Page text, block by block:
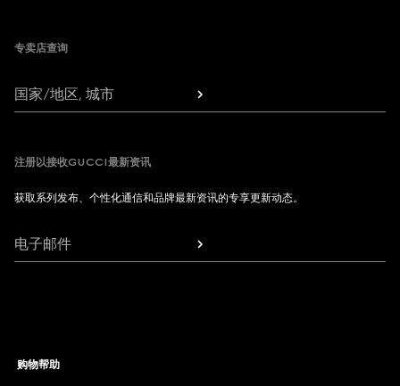
专卖店查询
国家/地区, 城市
注册以接收GUCCI最新资讯
获取系列发布、个性化通信和品牌最新资讯的专享更新动态。
电子邮件
购物帮助